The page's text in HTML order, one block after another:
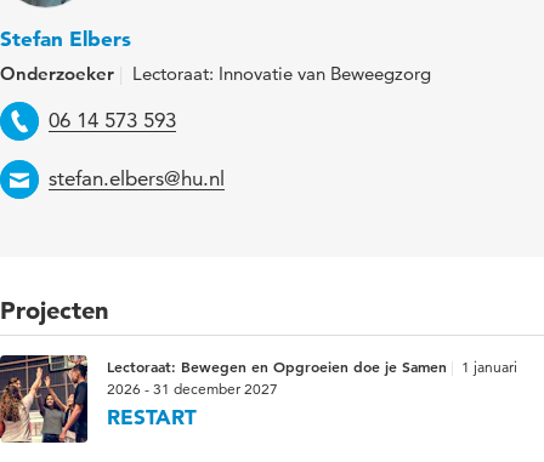
Stefan Elbers
Onderzoeker Lectoraat: Innovatie van Beweegzorg
Telefoon
06 14 573 593
Email
stefan.elbers@hu.nl
Projecten
Lectoraat: Bewegen en Opgroeien doe je Samen
1 januari
2026 - 31 december 2027
RESTART